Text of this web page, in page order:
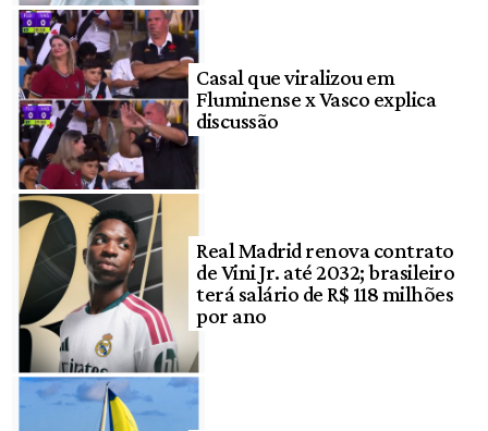
Casal que viralizou em
Fluminense x Vasco explica
discussão
Real Madrid renova contrato
de Vini Jr. até 2032; brasileiro
terá salário de R$ 118 milhões
por ano